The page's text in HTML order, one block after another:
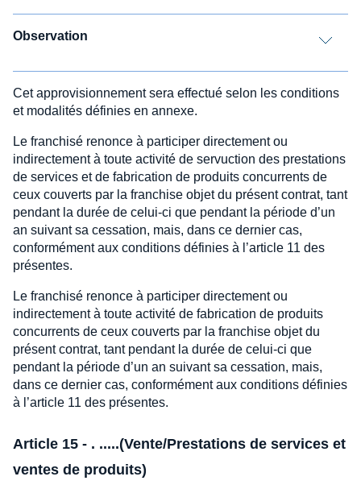
Observation
Cet approvisionnement sera effectué selon les conditions
et modalités définies en annexe.
Le franchisé renonce à participer directement ou
indirectement à toute activité de servuction des prestations
de services et de fabrication de produits concurrents de
ceux couverts par la franchise objet du présent contrat, tant
pendant la durée de celui-ci que pendant la période d’un
an suivant sa cessation, mais, dans ce dernier cas,
conformément aux conditions définies à l’article 11 des
présentes.
Le franchisé renonce à participer directement ou
indirectement à toute activité de fabrication de produits
concurrents de ceux couverts par la franchise objet du
présent contrat, tant pendant la durée de celui-ci que
pendant la période d’un an suivant sa cessation, mais,
dans ce dernier cas, conformément aux conditions définies
à l’article 11 des présentes.
Article 15 - . .....(Vente/Prestations de services et
ventes de produits)